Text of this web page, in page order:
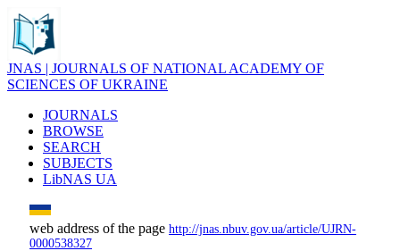
JNAS | JOURNALS OF NATIONAL ACADEMY OF
SCIENCES OF UKRAINE
JOURNALS
BROWSE
SEARCH
SUBJECTS
LibNAS UA
web address of the page http://jnas.nbuv.gov.ua/article/UJRN-
0000538327